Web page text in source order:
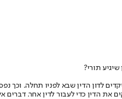
תורי?
לדון הדין שבא לפניו תחלה. וכך
הדין כדי לעבור לדין אחר. דברים